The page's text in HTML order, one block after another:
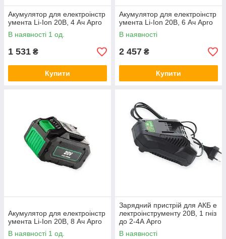
Акумулятор для електроінстр
умента Li-Ion 20В, 4 Ач Apro
В наявності 1 од.
1 531 ₴
Купити
Акумулятор для електроінстр
умента Li-Ion 20В, 6 Ач Apro
В наявності
2 457 ₴
Купити
Акумулятор для електроінстр
умента Li-Ion 20В, 8 Ач Apro
В наявності 1 од.
Зарядний пристрій для АКБ е
лектроінструменту 20В, 1 гніз
до 2-4А Apro
В наявності